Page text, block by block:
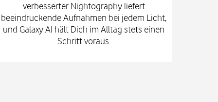
verbesserter Nightography liefert
beeindruckende Aufnahmen bei jedem Licht,
und Galaxy AI hält Dich im Alltag stets einen
Schritt voraus.